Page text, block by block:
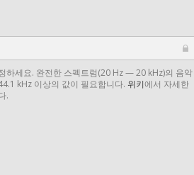
하세요. 완전한 스펙트럼(20 Hz — 20 kHz)의 음악
kHz 이상의 값이 필요합니다. 위키에서 자세한
.